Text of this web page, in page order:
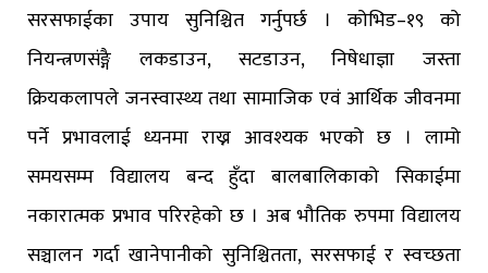
सरसफाईका उपाय सुनिश्चित गर्नुपर्छ । कोभिड–१९ को
नियन्त्रणसंङ्गै लकडाउन, सटडाउन, निषेधाज्ञा जस्ता
क्रियकलापले जनस्वास्थ्य तथा सामाजिक एवं आर्थिक जीवनमा
पर्ने प्रभावलाई ध्यनमा राख्न आवश्यक भएको छ । लामो
समयसम्म विद्यालय बन्द हुँदा बालबालिकाको सिकाईमा
नकारात्मक प्रभाव परिरहेको छ । अब भौतिक रुपमा विद्यालय
सञ्चालन गर्दा खानेपानीको सुनिश्चितता, सरसफाई र स्वच्छता